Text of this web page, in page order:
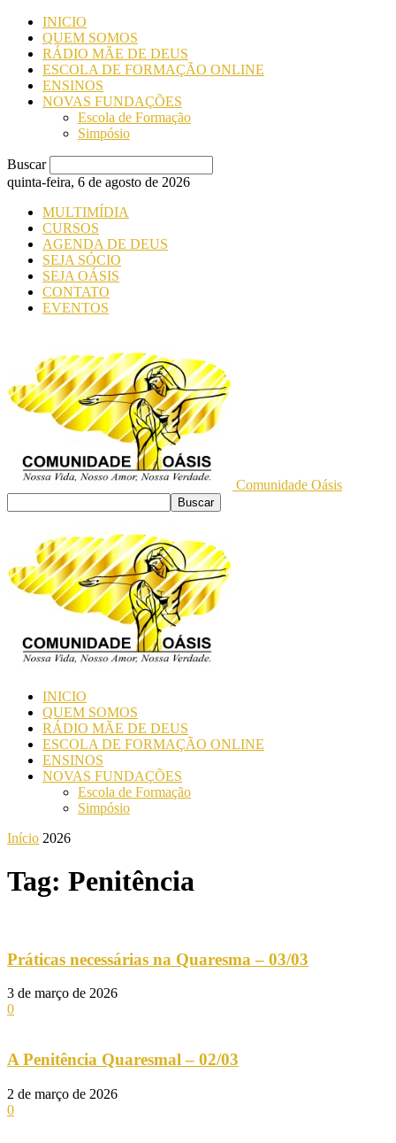
INICIO
QUEM SOMOS
RÁDIO MÃE DE DEUS
ESCOLA DE FORMAÇÃO ONLINE
ENSINOS
NOVAS FUNDAÇÕES
Escola de Formação
Simpósio
Buscar
quinta-feira, 6 de agosto de 2026
MULTIMÍDIA
CURSOS
AGENDA DE DEUS
SEJA SÓCIO
SEJA OÁSIS
CONTATO
EVENTOS
Comunidade Oásis
INICIO
QUEM SOMOS
RÁDIO MÃE DE DEUS
ESCOLA DE FORMAÇÃO ONLINE
ENSINOS
NOVAS FUNDAÇÕES
Escola de Formação
Simpósio
Início 2026
Tag: Penitência
Práticas necessárias na Quaresma – 03/03
3 de março de 2026
0
A Penitência Quaresmal – 02/03
2 de março de 2026
0